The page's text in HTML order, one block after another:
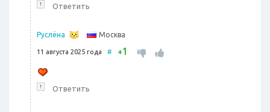
↑ Ответить
Руслёна Москва
11 августа 2025 года # +1
↑ Ответить